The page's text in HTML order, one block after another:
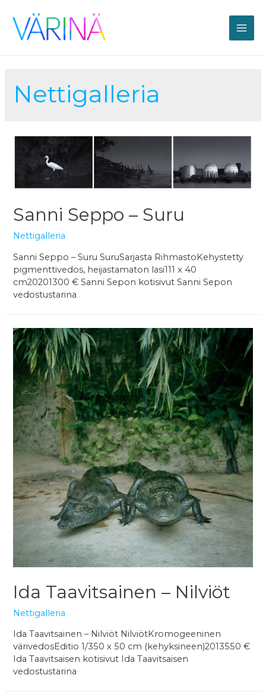
sisältöön
Nettigalleria
Sanni Seppo – Suru
Nettigalleria
Sanni Seppo – Suru SuruSarjasta RihmastoKehystetty
pigmenttivedos, heijastamaton lasi111 x 40
cm20201300 € Sanni Sepon kotisivut Sanni Sepon
vedostustarina
Ida Taavitsainen – Nilviöt
Nettigalleria
Ida Taavitsainen – Nilviöt NilviötKromogeeninen
värivedosEditio 1/350 x 50 cm (kehyksineen)2013550 €
Ida Taavitsaisen kotisivut Ida Taavitsaisen
vedostustarina